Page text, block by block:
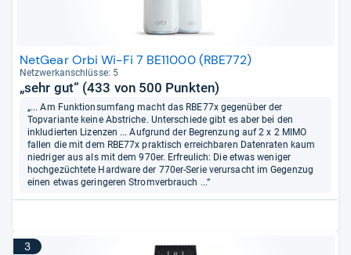
NetGear Orbi Wi-Fi 7 BE11000 (RBE772)
Netz­werk­an­schlüsse: 5
„sehr gut“ (433 von 500 Punkten)
„... Am Funktionsumfang macht das RBE77x gegenüber der
Topvariante keine Abstriche. Unterschiede gibt es aber bei den
inkludierten Lizenzen ... Aufgrund der Begrenzung auf 2 x 2 MIMO
fallen die mit dem RBE77x praktisch erreichbaren Datenraten kaum
niedriger aus als mit dem 970er. Erfreulich: Die etwas weniger
hochgezüchtete Hardware der 770er-Serie verursacht im Gegenzug
einen etwas geringeren Stromverbrauch ...“
3